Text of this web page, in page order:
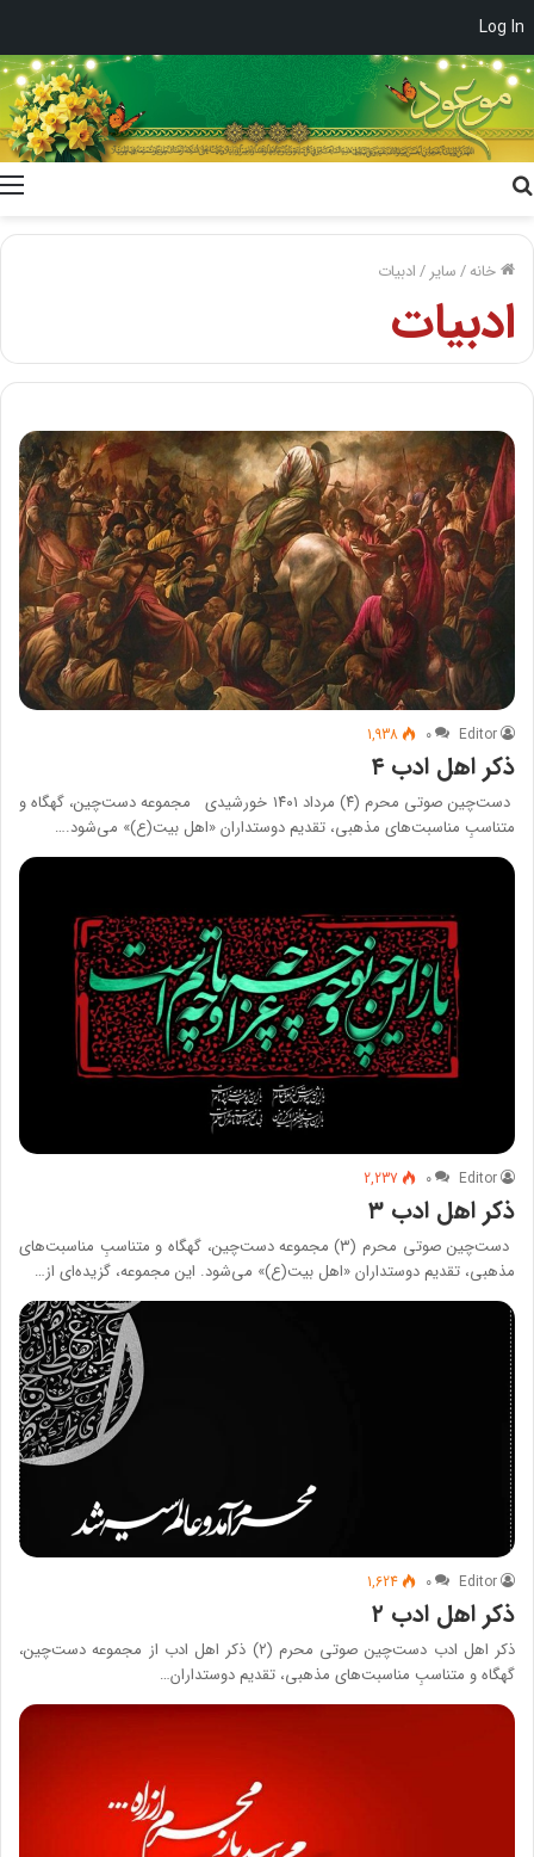
Log In
خانه/سایر /ادبیات
ادبیات
Editor ۰ 1,938
ذکر اهل ادب ۴
دست‌چین صوتی محرم (۴) مرداد ۱۴۰۱ خورشیدی مجموعه دست‌چین، گهگاه و
متناسبِ مناسبت‌های مذهبی، تقدیم دوستداران «اهل بیت(ع)» می‌شود.…
Editor ۰ 2,237
ذکر اهل ادب ۳
دست‌چین صوتی محرم (۳) مجموعه دست‌چین، گهگاه و متناسبِ مناسبت‌های
مذهبی، تقدیم دوستداران «اهل بیت(ع)» می‌شود. این مجموعه، گزیده‌ای از…
Editor ۰ 1,624
ذکر اهل ادب ۲
ذکر اهل ادب دست‌چین صوتی محرم (۲) ذکر اهل ادب از مجموعه دست‌چین،
گهگاه و متناسبِ مناسبت‌های مذهبی، تقدیم دوستداران…